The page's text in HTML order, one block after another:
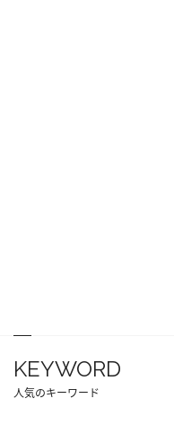
KEYWORD
人気のキーワード